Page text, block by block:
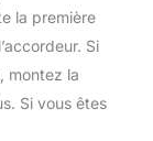
la première
Si
montez la
Si vous êtes